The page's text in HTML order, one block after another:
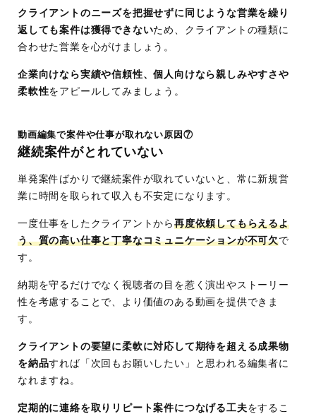
クライアントのニーズを把握せずに同じような営業を繰り
返しても案件は獲得できないため、クライアントの種類に
合わせた営業を心がけましょう。
企業向けなら実績や信頼性、個人向けなら親しみやすさや
柔軟性をアピールしてみましょう。
動画編集で案件や仕事が取れない原因⑦
継続案件がとれていない
単発案件ばかりで継続案件が取れていないと、常に新規営
業に時間を取られて収入も不安定になります。
一度仕事をしたクライアントから 再度依頼してもらえるよ
う、質の高い仕事と丁寧なコミュニケーションが不可欠で
す。
納期を守るだけでなく視聴者の目を惹く演出やストーリー
性を考慮することで、より価値のある動画を提供できま
す。
クライアントの要望に柔軟に対応して期待を超える成果物
を納品すれば「次回もお願いしたい」と思われる編集者に
なれますね。
定期的に連絡を取りリピート案件につなげる工夫をするこ